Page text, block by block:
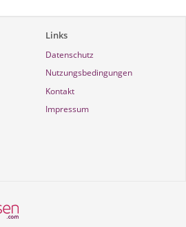
Links
Datenschutz
Nutzungsbedingungen
Kontakt
Impressum